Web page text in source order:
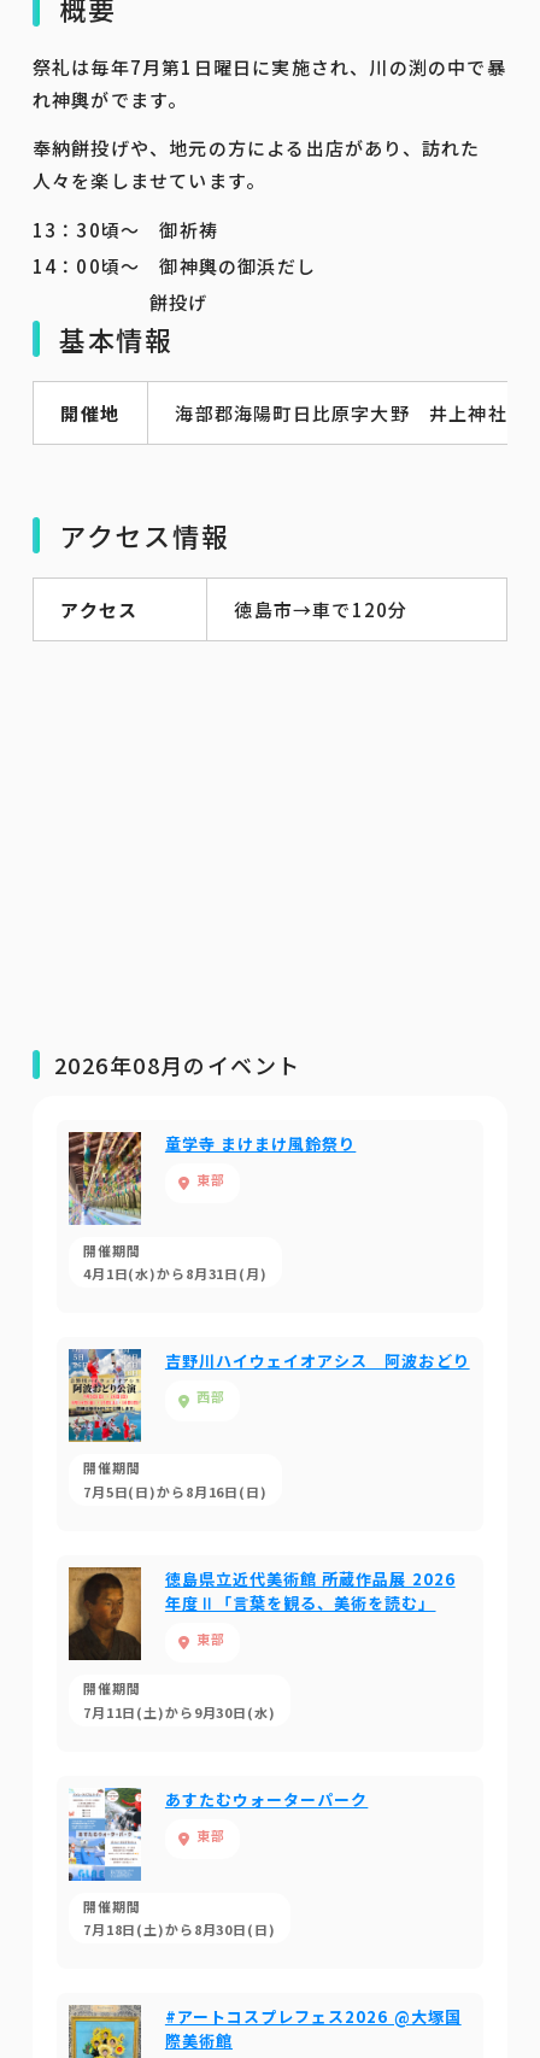
概要
祭礼は毎年7月第1日曜日に実施され、川の渕の中で暴
れ神輿がでます。
奉納餅投げや、地元の方による出店があり、訪れた
人々を楽しませています。
13：30頃～ 御祈祷
14：00頃～ 御神輿の御浜だし
餅投げ
基本情報
開催地 海部郡海陽町日比原字大野 井上神社
アクセス情報
アクセス 徳島市→車で120分
2026年08月のイベント
童学寺 まけまけ風鈴祭り
東部
開催期間
4月1日(水)から8月31日(月)
吉野川ハイウェイオアシス 阿波おどり
西部
開催期間
7月5日(日)から8月16日(日)
徳島県立近代美術館 所蔵作品展 2026
年度Ⅱ「言葉を観る、美術を読む」
東部
開催期間
7月11日(土)から9月30日(水)
あすたむウォーターパーク
東部
開催期間
7月18日(土)から8月30日(日)
#アートコスプレフェス2026 @大塚国
際美術館